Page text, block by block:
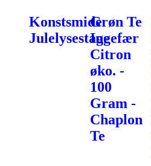
Konstsmide
Julelysestage
Grøn Te
Ingefær
Citron
øko. -
100
Gram -
Chaplon
Te